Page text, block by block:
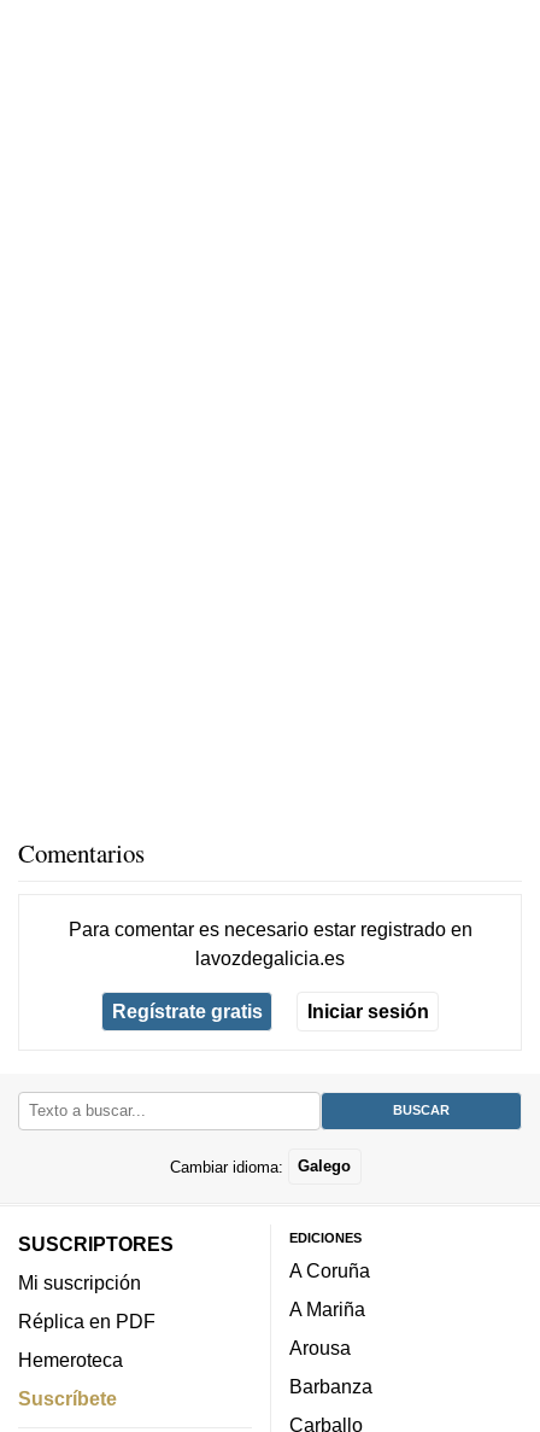
Comentarios
Para comentar es necesario estar registradoen
lavozdegalicia.es
Regístrate gratis Iniciar sesión
Cambiar idioma: Galego
SUSCRIPTORES
Mi suscripción
Réplica en PDF
Hemeroteca
Suscríbete
EDICIONES
A Coruña
A Mariña
Arousa
Barbanza
Carballo